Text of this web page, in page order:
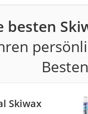
besten
Skiwax